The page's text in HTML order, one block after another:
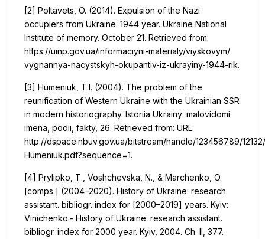
[2] Poltavets, O. (2014). Expulsion of the Nazi
occupiers from Ukraine. 1944 year. Ukraine National
Institute of memory. October 21. Retrieved from:
https://uinp.gov.ua/informaciyni-materialy/viyskovym/
vygnannya-nacystskyh-okupantiv-iz-ukrayiny-1944-rik.
[3] Humeniuk, T.I. (2004). The problem of the
reunification of Western Ukraine with the Ukrainian SSR
in modern historiography. Istoriia Ukrainy: malovidomi
imena, podii, fakty, 26. Retrieved from: URL:
http://dspace.nbuv.gov.ua/bitstream/handle/123456789/
Humeniuk.pdf?sequence=1.
[4] Prylipko, T., Voshchevska, N., & Marchenko, O.
[сomps.] (2004–2020). History of Ukraine: research
assistant. bibliogr. index for [2000–2019] years. Kyiv:
Vinichenko.- History of Ukraine: research assistant.
bibliogr. index for 2000 year. Kyiv, 2004. Ch. II, 377.